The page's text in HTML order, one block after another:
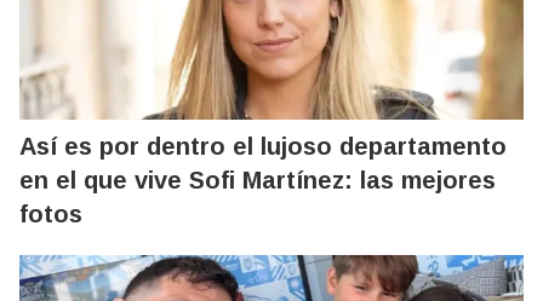
Así es por dentro el lujoso departamento
en el que vive Sofi Martínez: las mejores
fotos